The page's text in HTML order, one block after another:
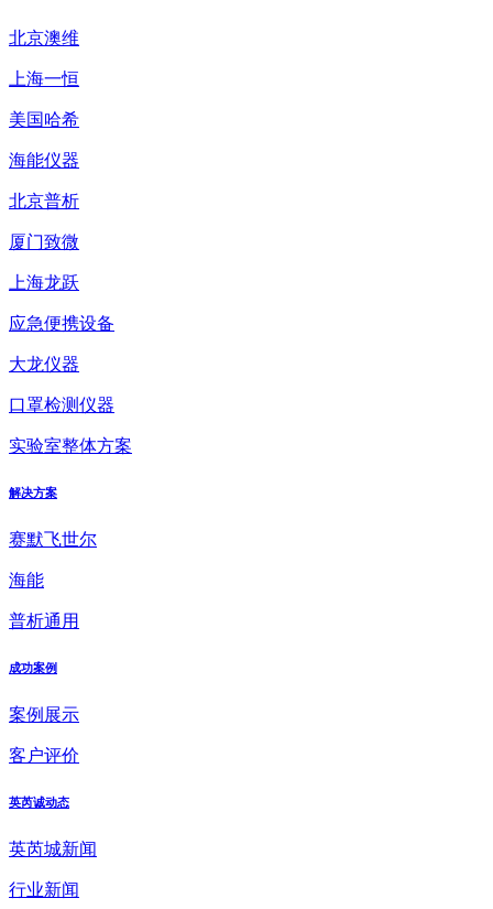
北京澳维
上海一恒
美国哈希
海能仪器
北京普析
厦门致微
上海龙跃
应急便携设备
大龙仪器
口罩检测仪器
实验室整体方案
解决方案
赛默飞世尔
海能
普析通用
成功案例
案例展示
客户评价
英芮诚动态
英芮城新闻
行业新闻